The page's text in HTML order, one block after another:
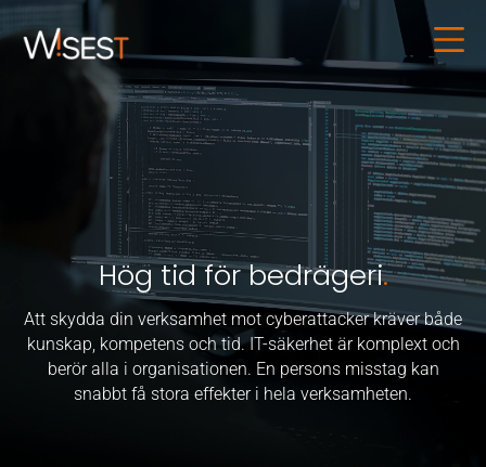
Hög tid för bedrägeri.
Att skydda din verksamhet mot cyberattacker kräver både
kunskap, kompetens och tid. IT-säkerhet är komplext och
berör alla i organisationen. En persons misstag kan
snabbt få stora effekter i hela verksamheten.